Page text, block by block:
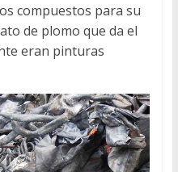
compuestos para su
de plomo que da el
eran pinturas